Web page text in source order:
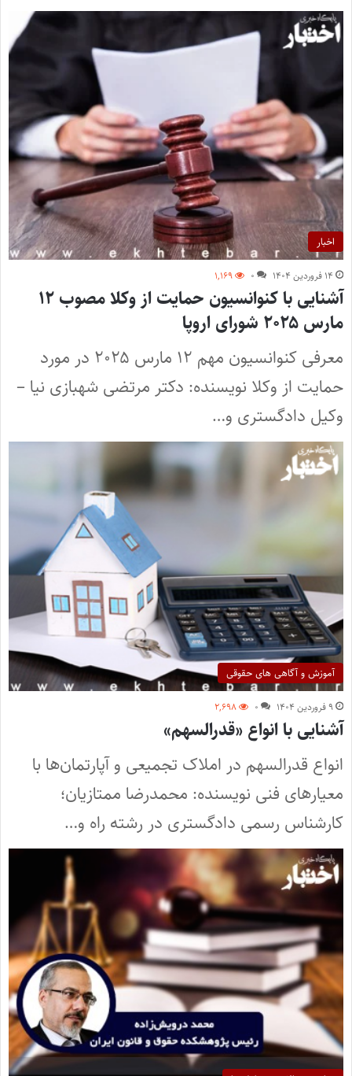
اخبار
۱۴ فروردین ۱۴۰۴ ۰ ۱,۱۶۹
آشنایی با کنوانسیون حمایت از وکلا مصوب ۱۲
مارس ۲۰۲۵ شورای اروپا
معرفی کنوانسیون مهم ۱۲ مارس ۲۰۲۵ در مورد
حمایت از وکلا نویسنده: دکتر مرتضی شهبازی نیا –
وکیل دادگستری و…
آموزش و آگاهی های حقوقی
۹ فروردین ۱۴۰۴ ۰ ۲,۶۹۸
آشنایی با انواع «قدرالسهم»
انواع قدرالسهم در املاک تجمیعی و آپارتمان‌ها با
معیارهای فنی نویسنده: محمدرضا ممتازیان؛
کارشناس رسمی دادگستری در رشته راه و…